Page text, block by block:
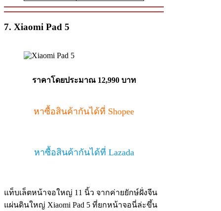
7. Xiaomi Pad 5
ราคาโดยประมาณ 12,990 บาท
หาซื้อสินค้ากันได้ที่ Shopee
หาซื้อสินค้ากันได้ที่ Lazada
แท็บเล็ตหน้าจอใหญ่ 11 นิ้ว จากค่ายยักษ์ฝั่งจีน
แผ่นดินใหญ่ Xiaomi Pad 5 ที่ยกหน้าจอนี่ล่ะขึ้น